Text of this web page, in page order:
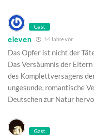
Gast
eleven 14 Jahre vor
Das Opfer ist nicht der
Das Versäumnis der
des Komplettversagens
ungesunde, romantische
Deutschen zur Natur
Gast